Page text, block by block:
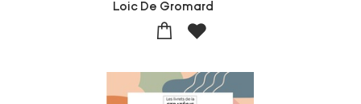
Loic De Gromard